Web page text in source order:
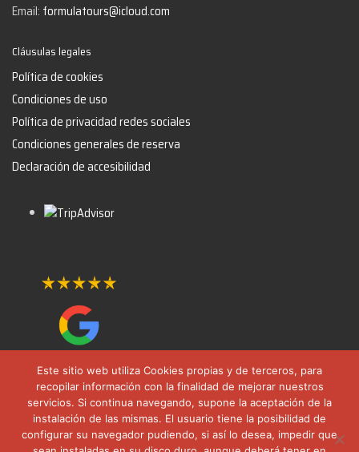
Email: formulatours@icloud.com
Cláusulas legales
Política de cookies
Condiciones de uso
Política de privacidad redes sociales
Condiciones generales de reserva
Declaración de accesibilidad
Este sitio web utiliza Cookies propias y de terceros, para
recopilar información con la finalidad de mejorar nuestros
servicios. Si continua navegando, supone la aceptación de la
instalación de las mismas. El usuario tiene la posibilidad de
configurar su navegador pudiendo, si así lo desea, impedir que